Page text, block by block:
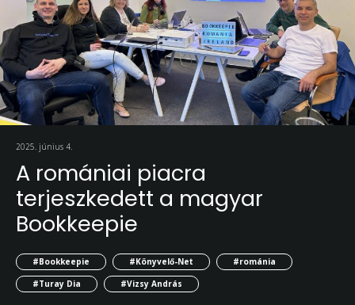
2025. június 4.
A romániai piacra
terjeszkedett a magyar
Bookkeepie
#Bookkeepie #Könyvelő-Net
#románia
#Turay Dia
#Vizsy András